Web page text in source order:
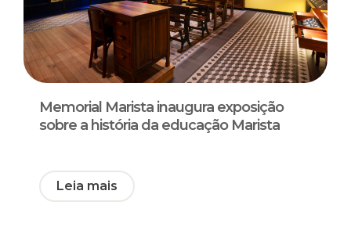
Memorial Marista inaugura exposição
sobre a história da educação Marista
Leia mais